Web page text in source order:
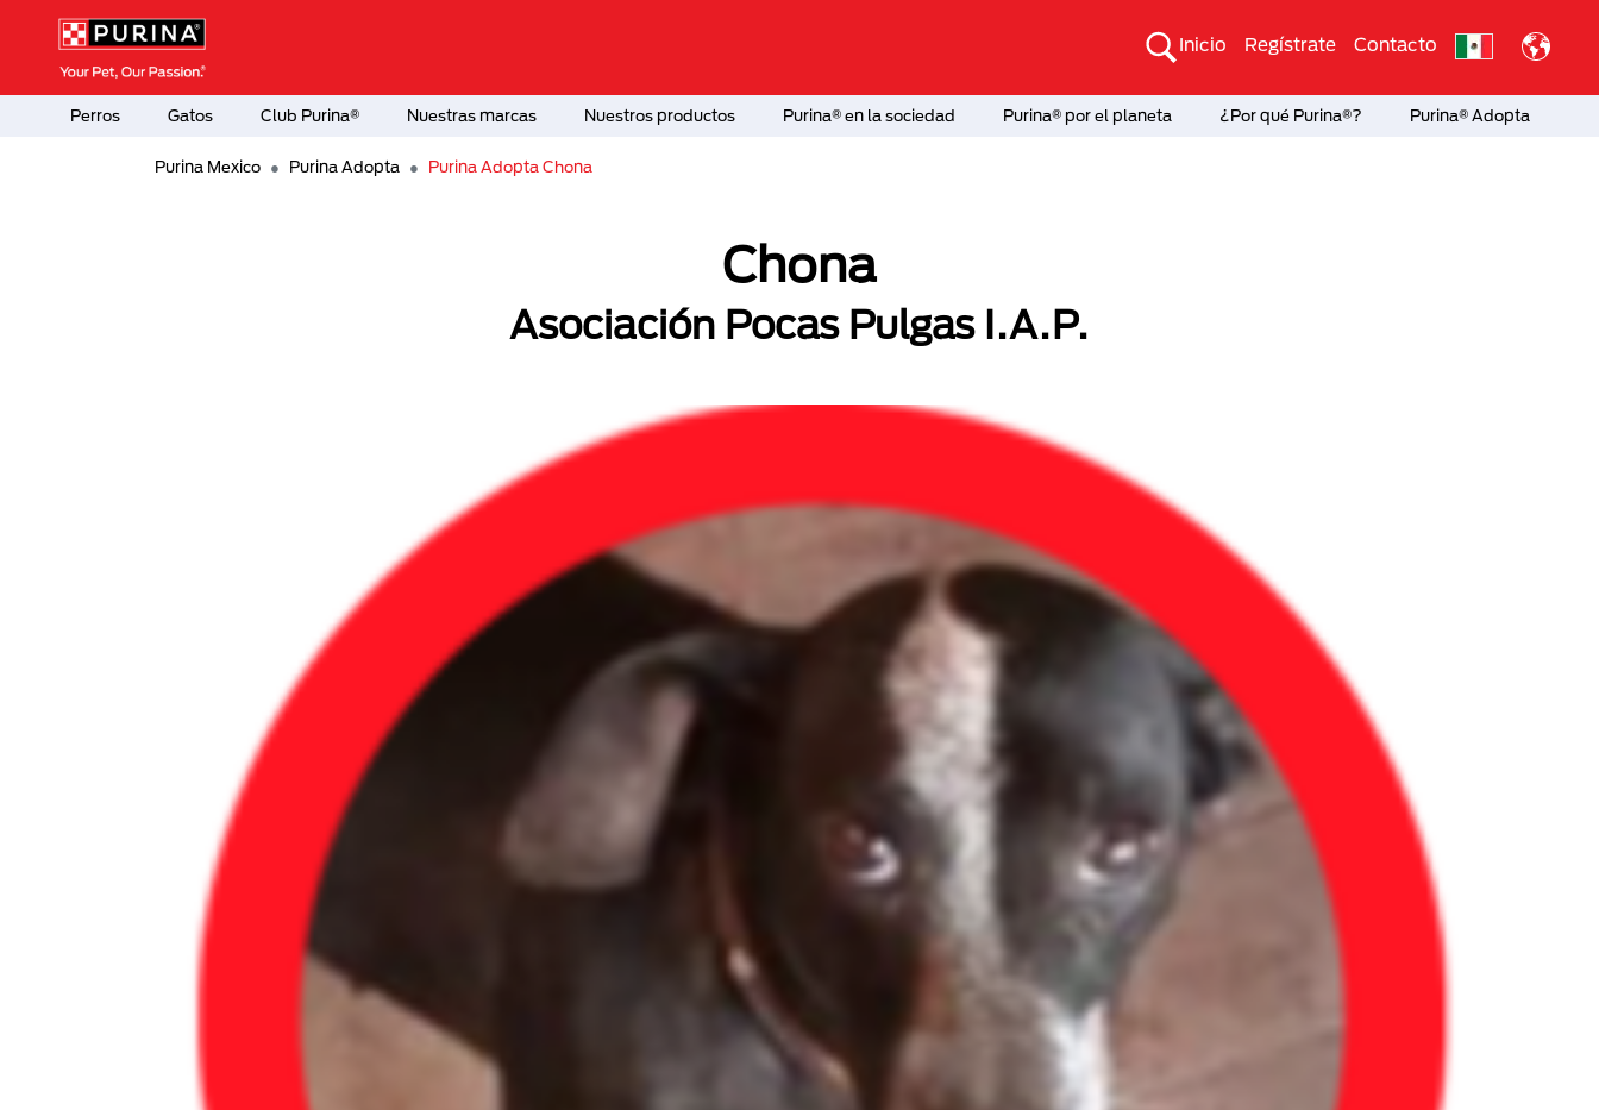
Pasar al contenido principal
Menú Secundario Purina
Inicio Regístrate Contacto
Menú Principal Purina
Perros Gatos Club Purina® Nuestras marcas Nuestros productos Purina® en la sociedad Purina® por el planeta ¿Por qué Purina®? Purina® Adopta
Purina Mexico Purina Adopta Purina Adopta Chona
Chona
Asociación Pocas Pulgas I.A.P.